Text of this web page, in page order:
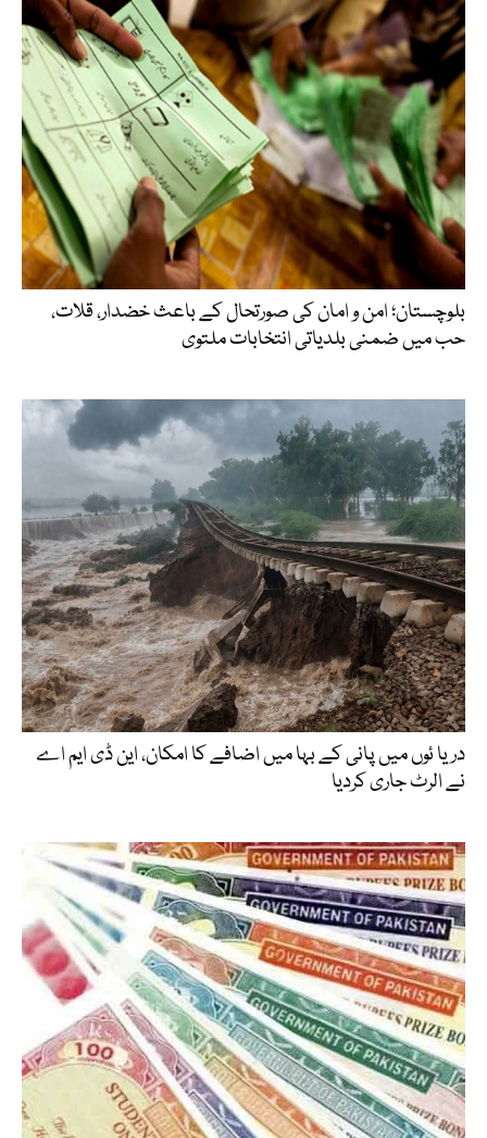
بلوچستان؛ امن و امان کی صورتحال کے باعث خضدار، قلات،
حب میں ضمنی بلدیاتی انتخابات ملتوی
دریا ئوں میں پانی کے بہا میں اضافے کا امکان، این ڈی ایم اے
نے الرٹ جاری کردیا